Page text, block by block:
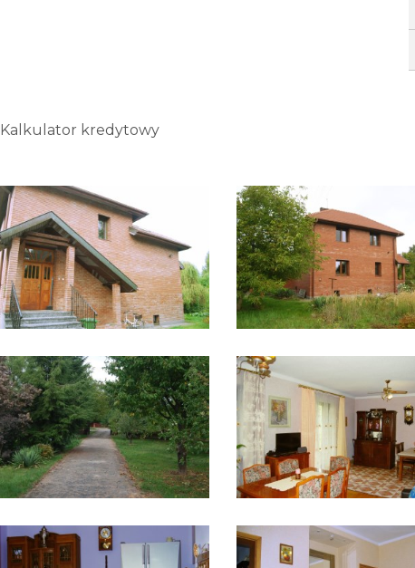
Kalkulator kredytowy